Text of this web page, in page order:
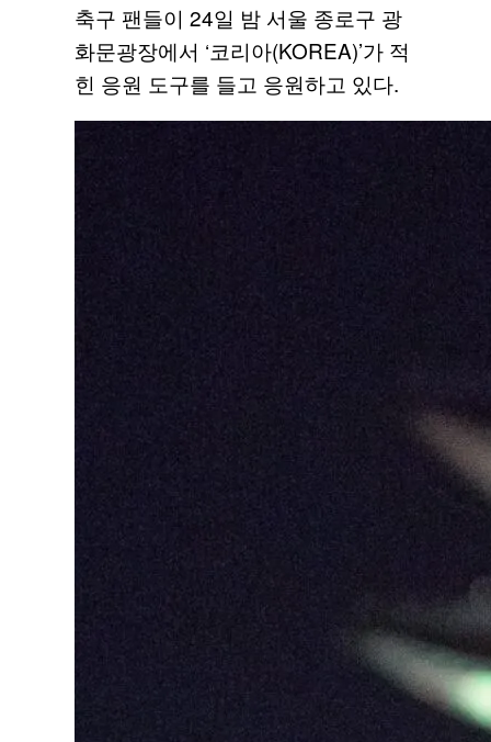
축구 팬들이 24일 밤 서울 종로구 광
화문광장에서 ‘코리아(KOREA)’가 적
힌 응원 도구를 들고 응원하고 있다.